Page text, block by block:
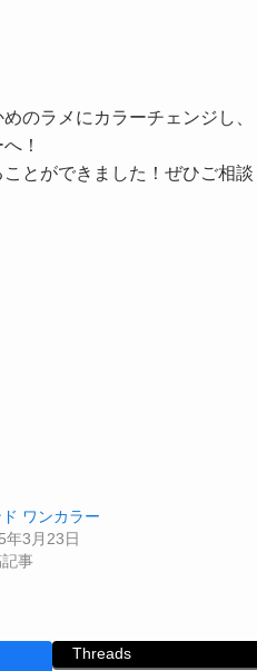
のラメにカラーチェンジし、
！
とができました！ぜひご相談
ワンカラー
年3月23日
事
Threads